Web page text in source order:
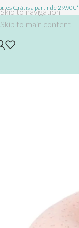
Skip to navigation
Skip to main content
Grátis a partir de 29.90€*